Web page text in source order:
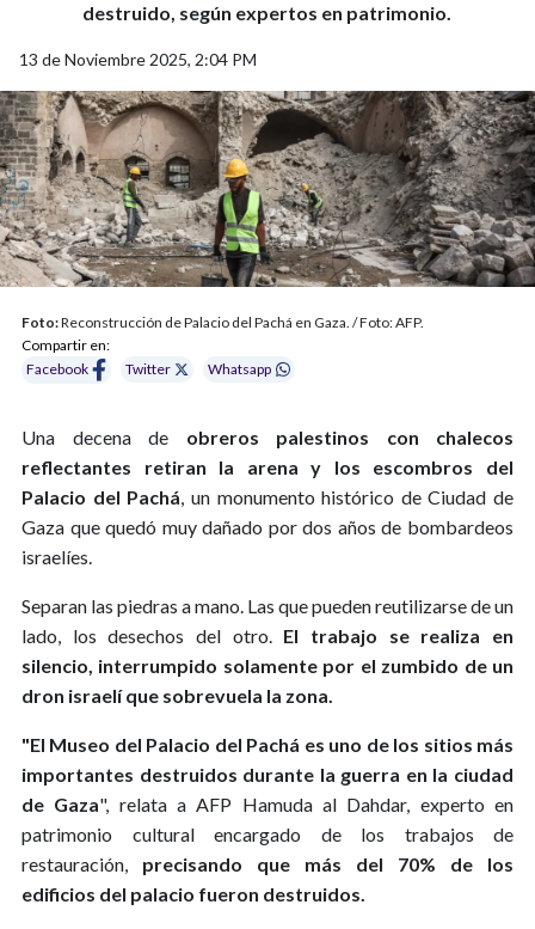
destruido, según expertos en patrimonio.
13 de Noviembre 2025, 2:04 PM
Foto:Reconstrucción de Palacio del Pachá en Gaza. / Foto: AFP.
Compartir en:
Facebook
Twitter Whatsapp
Una decena de obreros palestinos con chalecos
reflectantes retiran la arena y los escombros del
Palacio del Pachá, un monumento histórico de Ciudad de
Gaza que quedó muy dañado por dos años de bombardeos
israelíes.
Separan las piedras a mano. Las que pueden reutilizarse de un
lado, los desechos del otro. El trabajo se realiza en
silencio, interrumpido solamente por el zumbido de un
dron israelí que sobrevuela la zona.
"El Museo del Palacio del Pachá es uno de los sitios más
importantes destruidos durante la guerra en la ciudad
de Gaza", relata a AFP Hamuda al Dahdar, experto en
patrimonio cultural encargado de los trabajos de
restauración, precisando que más del 70% de los
edificios del palacio fueron destruidos.